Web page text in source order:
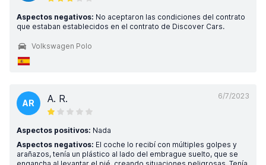
Aspectos negativos: No aceptaron las condiciones del contrato
que estaban establecidos en el contrato de Discover Cars.
Volkswagen Polo
6/7/2023
AR A. R.
Aspectos positivos: Nada
Aspectos negativos: El coche lo recibí con múltiples golpes y
arañazos, tenía un plástico al lado del embrague suelto, que se